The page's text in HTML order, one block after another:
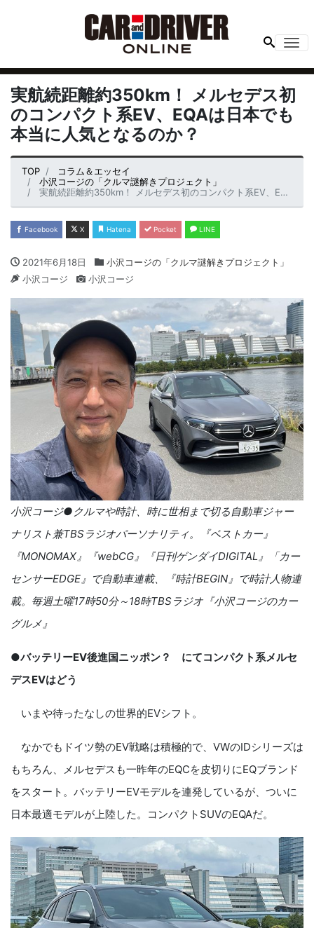
実航続距離約350km！ メルセデス初
のコンパクト系EV、EQAは日本でも
本当に人気となるのか？
TOP
コラム＆エッセイ
小沢コージの「クルマ謎解きプロジェクト」
実航続距離約350km！ メルセデス初のコンパクト系EV、EQAは日本でも本当に人気となるのか？
Facebook X Hatena Pocket LINE
2021年6月18日
小沢コージの「クルマ謎解きプロジェクト」
小沢コージ
小沢コージ
小沢コージ●クルマや時計、時に世相まで切る自動車ジャー
ナリスト兼TBSラジオパーソナリティ。『ベストカー』
『MONOMAX』『webCG』『日刊ゲンダイDIGITAL』「カー
センサーEDGE』で自動車連載、『時計BEGIN』で時計人物連
載。毎週土曜17時50分～18時TBSラジオ『小沢コージのカー
グルメ』
●バッテリーEV後進国ニッポン？ にてコンパクト系メルセ
デスEVはどう
いまや待ったなしの世界的EVシフト。
なかでもドイツ勢のEV戦略は積極的で、VWのIDシリーズは
もちろん、メルセデスも一昨年のEQCを皮切りにEQブランド
をスタート。バッテリーEVモデルを連発しているが、ついに
日本最適モデルが上陸した。コンパクトSUVのEQAだ。